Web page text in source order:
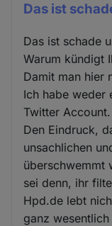
Das ist
Das ist schade
Warum kündigt
Damit man hier
Ich habe weder
Twitter Account.
Den Eindruck,
unsachlichen
überschwemmt
sei denn, ihr
Hpd.de lebt
ganz